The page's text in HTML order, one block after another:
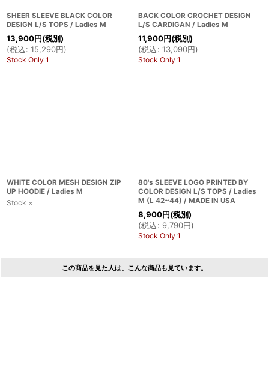
SHEER SLEEVE BLACK COLOR
DESIGN L/S TOPS / Ladies M
13,900円(税別)
(税込: 15,290円)
Stock Only 1
BACK COLOR CROCHET DESIGN
L/S CARDIGAN / Ladies M
11,900円(税別)
(税込: 13,090円)
Stock Only 1
WHITE COLOR MESH DESIGN ZIP
UP HOODIE / Ladies M
Stock ×
80's SLEEVE LOGO PRINTED BY
COLOR DESIGN L/S TOPS / Ladies
M (L 42~44) / MADE IN USA
8,900円(税別)
(税込: 9,790円)
Stock Only 1
この商品を見た人は、こんな商品も見ています。